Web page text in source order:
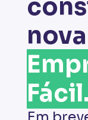
nova
Fácil.